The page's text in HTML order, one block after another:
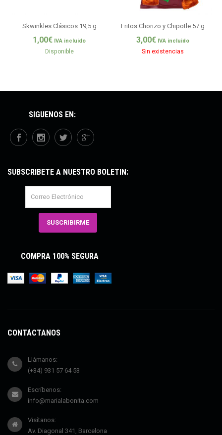
Skwinkles Clásicos 19,5 g
1,00€ IVA incluido
Disponible
Fritos Chorizo y Chipotle 57 g
3,00€ IVA incluido
Sin existencias
SÍGUENOS EN:
SUBSCRÍBETE A NUESTRO BOLETÍN:
COMPRA 100% SEGURA
CONTÁCTANOS
Llámanos:
(+34) 931 57 64 53
Escríbenos:
info@marialabonita.com
Visítanos:
Av. Diagonal 341, Barcelona